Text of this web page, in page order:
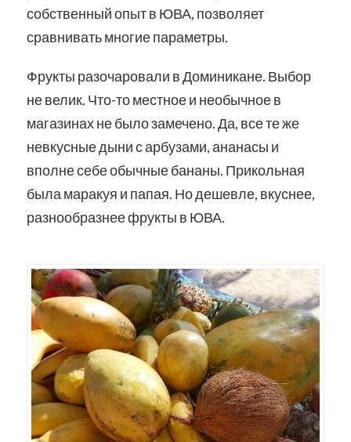
собственный опыт в ЮВА, позволяет
сравнивать многие параметры.
Фрукты разочаровали в Доминикане. Выбор
не велик. Что-то местное и необычное в
магазинах не было замечено. Да, все те же
невкусные дыни с арбузами, ананасы и
вполне себе обычные бананы. Прикольная
была маракуя и папая. Но дешевле, вкуснее,
разнообразнее фрукты в ЮВА.